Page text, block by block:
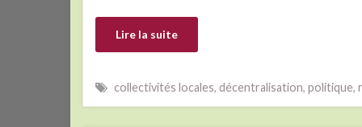
Lire la suite
collectivités locales, décentralisation, politique,